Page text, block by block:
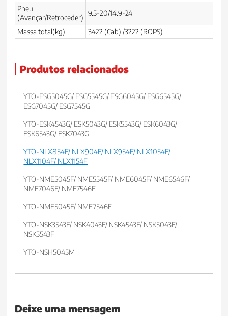
Pneu
(Avançar/Retroceder)
9.5-20/14.9-24
Massa total(kg) 3422 (Cab) /3222 (ROPS)
Produtos relacionados
YTO-ESG5045G/ ESG5545G/ ESG6045G/ ESG6545G/
ESG7045G/ ESG7545G
YTO-ESK4543G/ ESK5043G/ ESK5543G/ ESK6043G/
ESK6543G/ ESK7043G
YTO-NLX854F/ NLX904F/ NLX954F/ NLX1054F/
NLX1104F/ NLX1154F
YTO-NME5045F/ NME5545F/ NME6045F/ NME6546F/
NME7046F/ NME7546F
YTO-NMF5045F/ NMF7546F
YTO-NSK3543F/ NSK4043F/ NSK4543F/ NSK5043F/
NSK5543F
YTO-NSH5045M
Deixe uma mensagem